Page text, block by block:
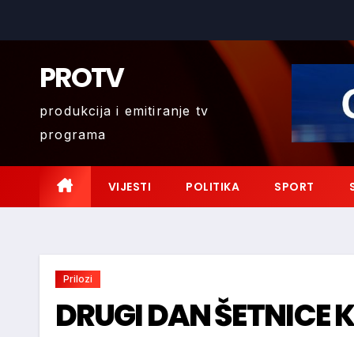
PROTV
produkcija i emitiranje tv
programa
VIJESTI POLITIKA SPORT
Prilozi
DRUGI DAN ŠETNICE